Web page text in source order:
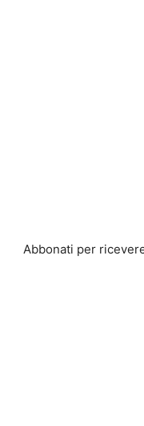
Abbonati per